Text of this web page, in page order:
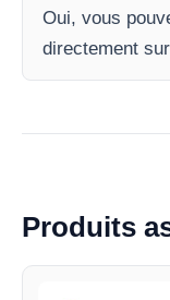
Oui, vous
directement
Produits